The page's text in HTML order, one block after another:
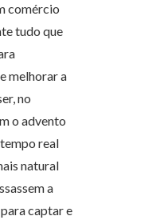
comércio
tudo que
melhorar a
no
o advento
real
natural
a
captar e